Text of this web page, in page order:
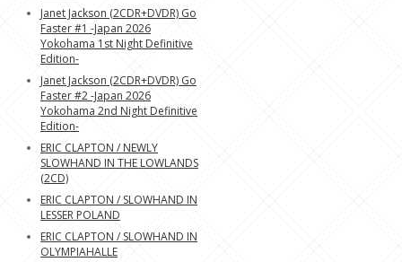
Janet Jackson (2CDR+DVDR) Go
Faster #1 -Japan 2026
Yokohama 1st Night Definitive
Edition-
Janet Jackson (2CDR+DVDR) Go
Faster #2 -Japan 2026
Yokohama 2nd Night Definitive
Edition-
ERIC CLAPTON / NEWLY
SLOWHAND IN THE LOWLANDS
(2CD)
ERIC CLAPTON / SLOWHAND IN
LESSER POLAND
ERIC CLAPTON / SLOWHAND IN
OLYMPIAHALLE